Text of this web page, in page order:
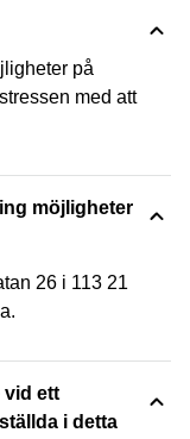
på
med att
möjligheter
26 i 113 21
vid ett
i detta